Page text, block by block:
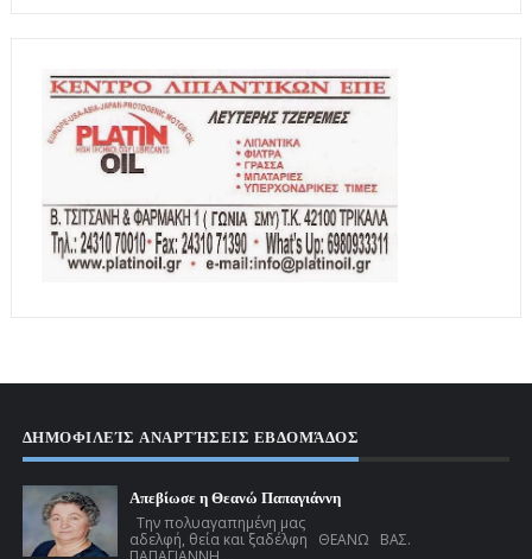
ΔΗΜΟΦΙΛΕΊΣ ΑΝΑΡΤΉΣΕΙΣ ΕΒΔΟΜΆΔΟΣ
Απεβίωσε η Θεανώ Παπαγιάννη
Την πολυαγαπημένη μας
αδελφή, θεία και ξαδέλφη ΘΕΑΝΩ ΒΑΣ.